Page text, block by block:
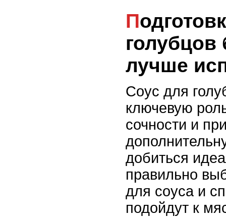
Подготовка соуса для
голубцов
лучше
Соус для
ключевую
сочности и
добиться
правильно
для соуса и
подойдут к